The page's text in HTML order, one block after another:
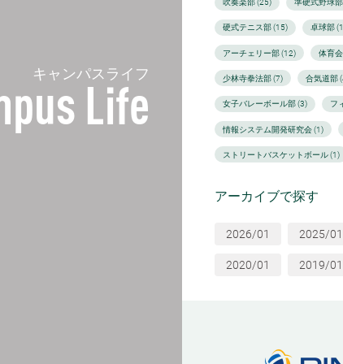
キャンパスライフ
Life
吹奏楽部 (25) 準硬式野球
硬式テニス部 (15) 卓球部
アーチェリー部 (12) 体育
少林寺拳法部 (7) 合気道部
女子バレーボール部 (3) フ
情報システム開発研究会 (1)
ストリートバスケットボール (1)
アーカイブで探す
2026/01 2025/01
2020/01 2019/01